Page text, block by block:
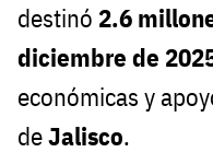
destinó 2.6
diciembre de
económicas y
deJalisco.